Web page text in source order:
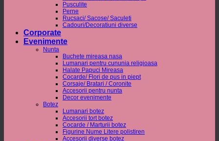
Pusculite
Perne
Rucsaci/ Sacose/ Saculeti
Cadouri/Decoratiuni diverse
Corporate
Evenimente
Nunta
Buchete mireasa nasa
Lumanari pentru cununia religioasa
Halate Papuci Mireasa
Cocarde/ Flori de pus in piept
Corsaje/ Bratari / Coronite
Accesorii pentru nunta
Decor evenimente
Botez
Lumanari botez
Accesorii tort botez
Cocarde / Marturii botez
Figurine Nume Litere polistiren
Accesorii diverse botez